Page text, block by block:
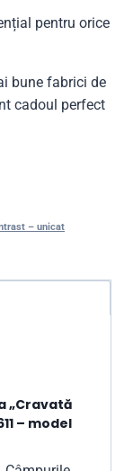
pentru orice
bune fabrici de
cadoul perfect
– unicat
„Cravată
– model